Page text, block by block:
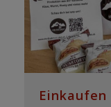
Einkaufen